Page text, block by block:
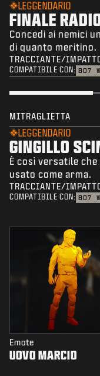
LEGGENDARIO
FINALE
Concedi ai nemici
di quanto meritino.
TRACCIANTE/
COMPATIBILE CON: BO7
MITRAGLIETTA
LEGGENDARIO
GINGILLO
È così versatile
usato come arma.
TRACCIANTE/
COMPATIBILE CON: BO7
Emote
UOVO MARCIO